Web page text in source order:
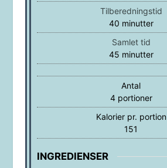
Tilberedningstid
40minutter
minutter
Samlet tid
45minutter
minutter
Antal
4 portioner
Kalorier pr. portion
151
INGREDIENSER